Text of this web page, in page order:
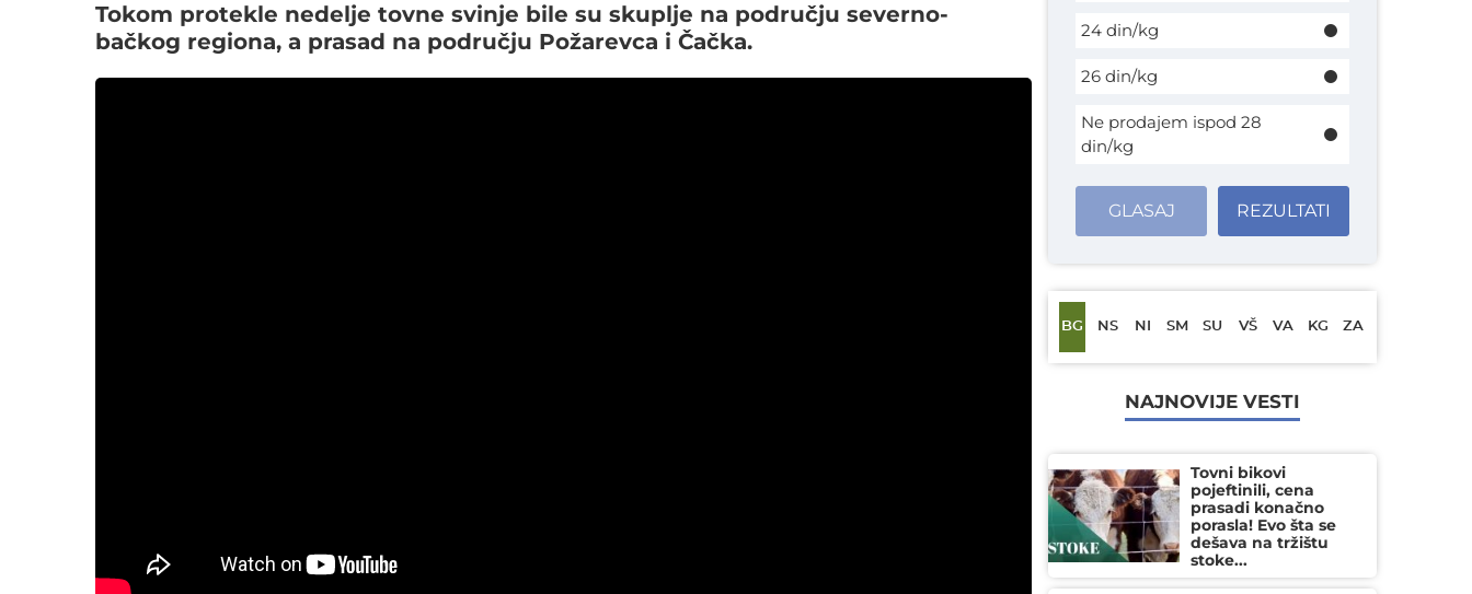
Tokom protekle nedelje tovne svinje bile su skuplje na području severno-
bačkog regiona, a prasad na području Požarevca i Čačka.
24 din/kg
26 din/kg
Ne prodajem ispod 28
din/kg
GLASAJ REZULTATI
BG NS NI SM SU VŠ VA KG ZA
NAJNOVIJE VESTI
Tovni bikovi
pojeftinili, cena
prasadi konačno
porasla! Evo šta se
dešava na tržištu
stoke...